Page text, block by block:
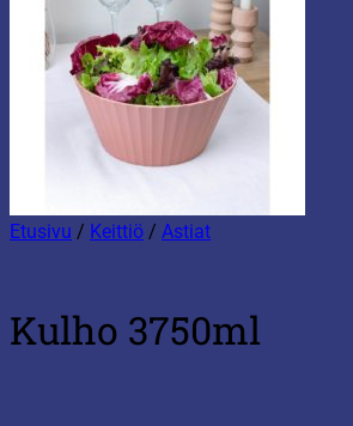
Etusivu / Keittiö / Astiat
Kulho 3750ml